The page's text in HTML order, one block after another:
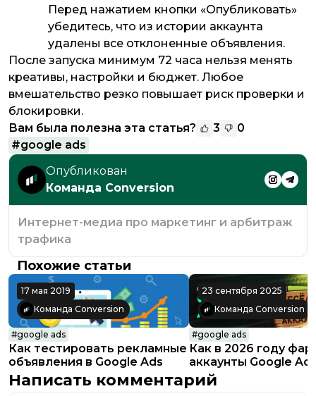
Перед нажатием кнопки «Опубликовать»
убедитесь, что из истории аккаунта
удалены все отклоненные объявления.
После запуска минимум 72 часа нельзя менять
креативы, настройки и бюджет. Любое
вмешательство резко повышает риск проверки и
блокировки.
Вам была полезна эта статья?
3
0
#google ads
Опубликован
Команда Conversion
Интернет-медиа про маркетинг и арбитраж
трафика
Похожие статьи
17 мая 2019
Команда Conversion
#google ads
Как тестировать рекламные
объявления в Google Ads
23 сентября 2025
Команда Conversion
#google ads
Как в 2026 году
аккаунты Google
большого спенда:
Написать комментарий